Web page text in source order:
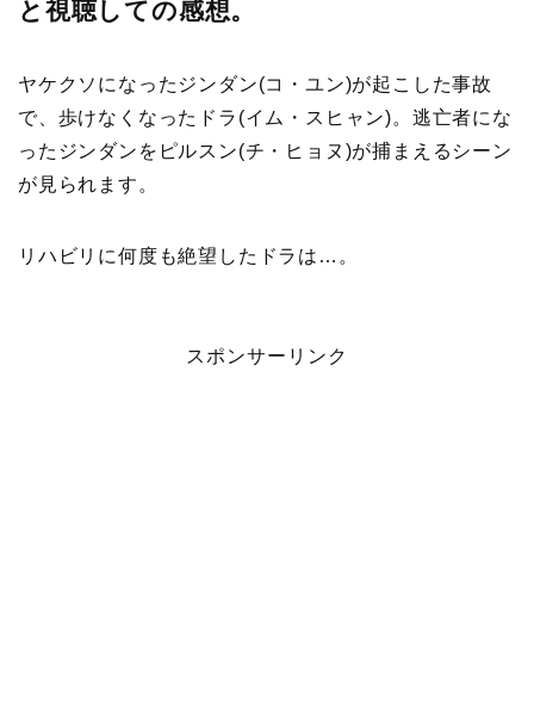
と視聴しての感想。
ヤケクソになったジンダン(コ・ユン)が起こした事故
で、歩けなくなったドラ(イム・スヒャン)。逃亡者にな
ったジンダンをピルスン(チ・ヒョヌ)が捕まえるシーン
が見られます。
リハビリに何度も絶望したドラは…。
スポンサーリンク